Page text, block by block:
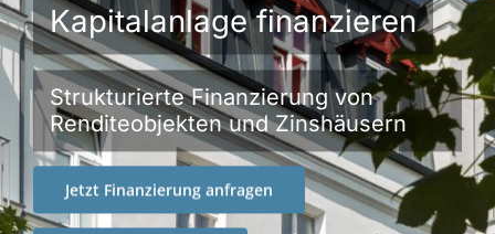
Rechnen
Informieren
KfW Förderung
Kapitalanlage finanzieren
Strukturierte Finanzierung von
Renditeobjekten und Zinshäusern
Jetzt Finanzierung anfragen